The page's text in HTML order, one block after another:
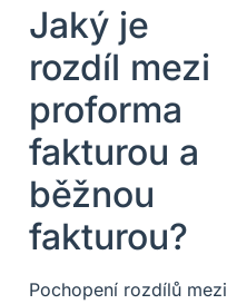
Jaký je
rozdíl mezi
proforma
fakturou a
běžnou
fakturou?
Pochopení rozdílů mezi